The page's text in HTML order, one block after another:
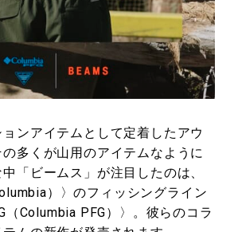
ンアイテムとして定着したアウ
の多くが山用のアイテムなように
「ビームス」が注目したのは、
）〉のフィッシングライン
（Columbia PFG）〉。彼らのコラ